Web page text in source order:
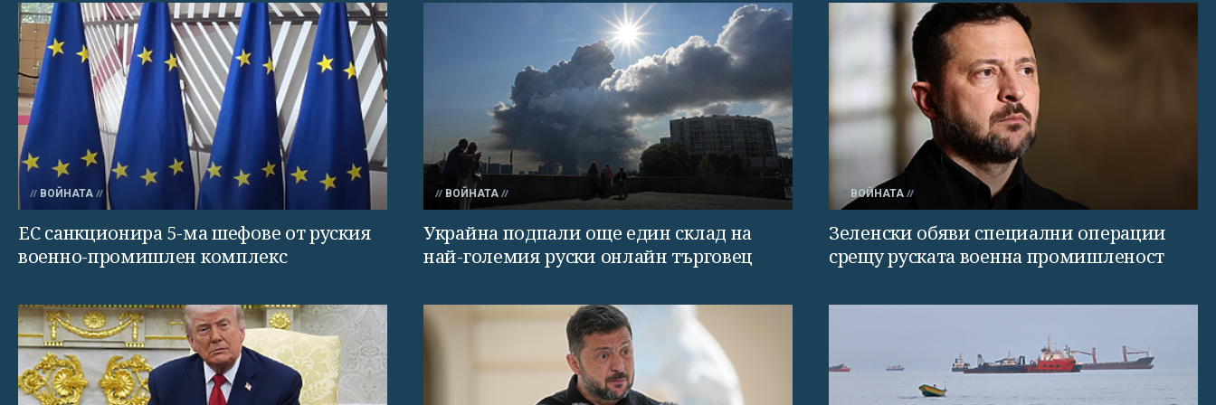
ВОЙНАТА
ЕС санкционира 5-ма шефове от руския
военно-промишлен комплекс
ВОЙНАТА
Украйна подпали още един склад на
най-големия руски онлайн търговец
ВОЙНАТА
Зеленски обяви специални операции
срещу руската военна промишленост